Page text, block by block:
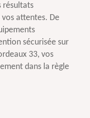
résultats
attentes. De
sécurisée sur
33, vos
dans la règle